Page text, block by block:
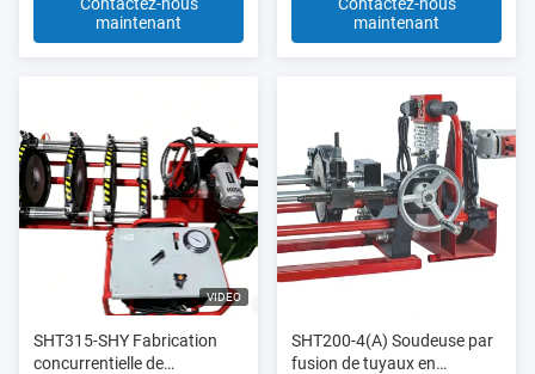
machines
maintenant
maintenant
VIDEO
SHT315-SHY Fabrication
concurrentielle de
SHT200-4(A) Soudeuse par
fusion de tuyaux en